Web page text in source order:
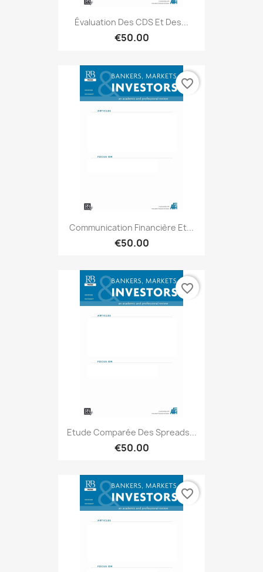
Évaluation Des CDS Et Des...
€50.00
Communication Financière Et...
€50.00
favorite_border
Etude Comparée Des Spreads...
€50.00
favorite_border
favorite_border